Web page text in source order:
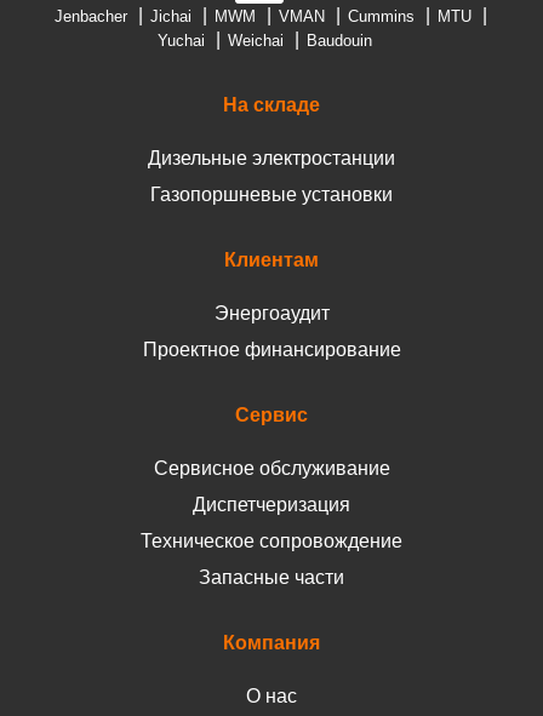
Jenbacher Jichai MWM VMAN Cummins
MTU
Yuchai
Weichai Baudouin
На складе
Дизельные электростанции
Газопоршневые установки
Клиентам
Энергоаудит
Проектное финансирование
Сервис
Сервисное обслуживание
Диспетчеризация
Техническое сопровождение
Запасные части
Компания
О нас